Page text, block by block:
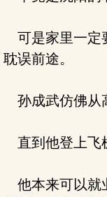
可是家里一定
耽误前途。
孙成武仿佛从
直到他登上飞
他本来可以就